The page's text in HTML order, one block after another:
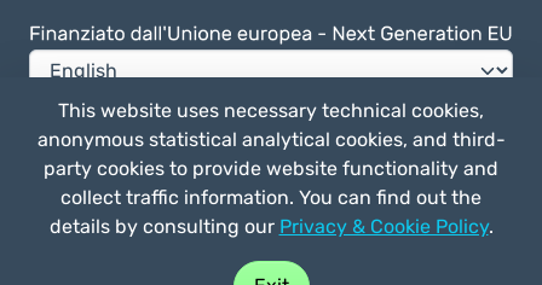
Buy play
Privacy e Cookie Policy
General terms of use
Straligut Associazione Impresa Sociale - Via Villa Canina 63/a 53014,
This website uses necessary technical cookies,
anonymous statistical analytical cookies, and third-
party cookies to provide website functionality and
collect traffic information. You can find out the
details by consulting our Privacy & Cookie Policy.